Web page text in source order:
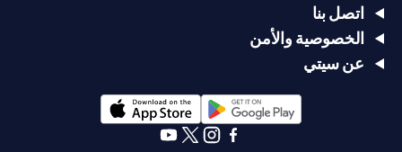
اتصل بنا
الخصوصية والأمن
عن سيتي
opens in a new tab
opens in a new tab